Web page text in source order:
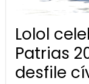
Lolol
Patrias
desfile